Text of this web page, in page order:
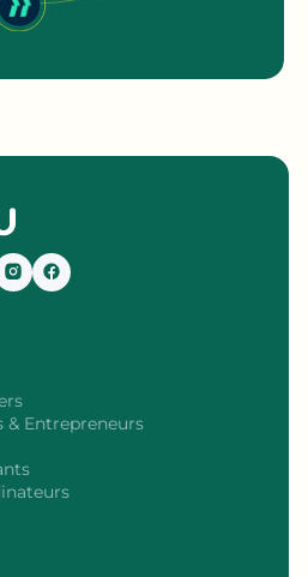
& Entrepreneurs